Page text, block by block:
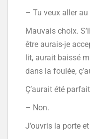
– Tu veux aller
Mauvais choix.
être aurais-je
lit, aurait baissé
dans la foulée,
Ç’aurait été
– Non.
J’ouvris la porte